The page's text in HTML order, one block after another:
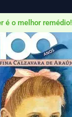
é o melhor remédio!